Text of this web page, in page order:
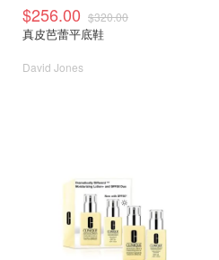
$256.00 $320.00
真皮芭蕾平底鞋
David Jones